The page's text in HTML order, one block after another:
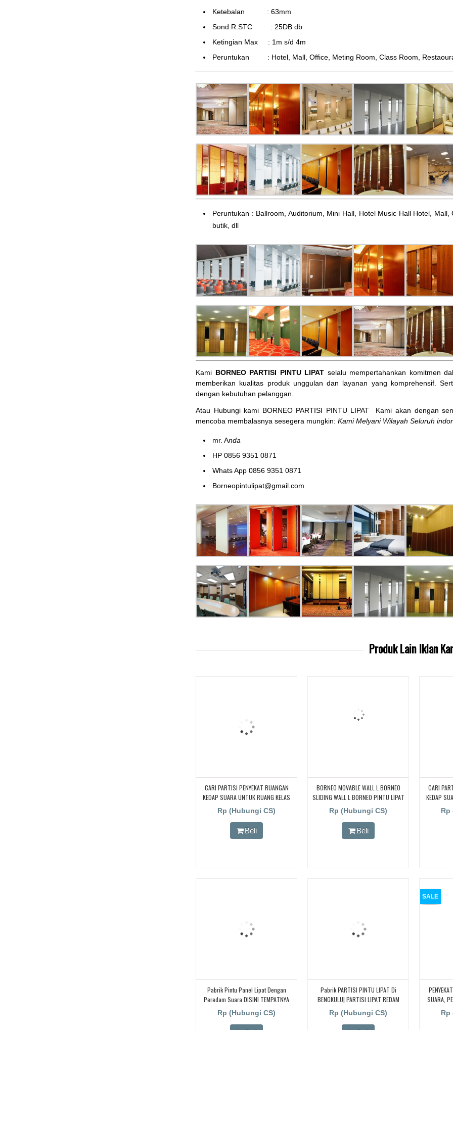
Ketebalan : 63mm
Sond R.STC : 25DB db
Ketingian Max : 1m s/d 4m
Peruntukan : Hotel, Mall, Office, Meting Room, Class Room,
Peruntukan : Ballroom, Auditorium, Mini Hall, Hotel Music Hall Hotel,
butik, dll
Kami BORNEO PARTISI PINTU LIPAT selalu mempertahankan komitmen
memberikan kualitas produk unggulan dan layanan yang komprehensif.
dengan kebutuhan pelanggan.
Atau Hubungi kami BORNEO PARTISI PINTU LIPAT
Kami akan dengan
mencoba membalasnya sesegera mungkin: Kami Melyani Wilayah Seluruh
mr. Anda
HP 0856 9351 0871
Whats App 0856 9351 0871
Borneopintulipat@gmail.com
Produk LainIklan
CARI PARTISI PENYEKAT RUANGAN
KEDAP SUARA UNTUK RUANG KELAS
KAMPUS, CARI PARTISI PENYEKAT
RUANGAN KEDAP SUARA UNTUK
RUANG KELAS KAMPUS, CARI PARTISI
PENYEKAT RUANGAN KEDAP SUARA
Rp (Hubungi CS)
Beli
BORNEO MOVABLE WALL L BORNEO
SLIDING WALL L BORNEO PINTU LIPAT
KEDAP SUARA PENYEKAT RUANGAN
MINI HALL
Rp (Hubungi CS)
Beli
CARI
KEDAP
Rp
Pabrik Pintu Panel Lipat Dengan
Peredam Suara DISINI TEMPATNYA
Rp (Hubungi CS)
Beli
Pabrik PARTISI PINTU LIPAT Di
BENGKULU| PARTISI LIPAT REDAM
SUARA Di JAMBI | PARTISI PENYEKAT
KANTOR & HOTEL Di PANGKAL PINANG,
BANGKA BELITUNG
Rp (Hubungi CS)
Beli
SALE
SUARA,
KEDAPRp